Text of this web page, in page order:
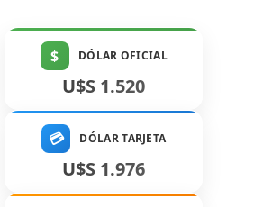
$ DÓLAR OFICIAL
U$S 1.520
💳 DÓLAR TARJETA
U$S 1.976